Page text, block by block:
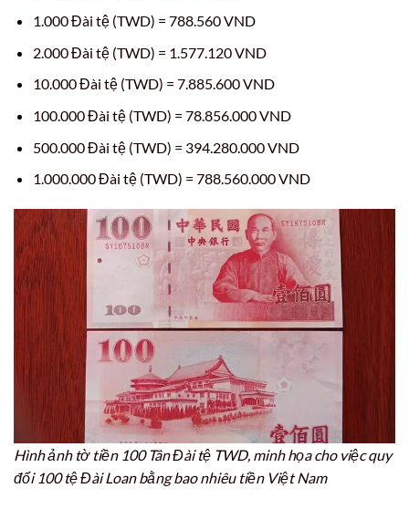
1.000 Đài tệ (TWD) = 788.560 VND
2.000 Đài tệ (TWD) = 1.577.120 VND
10.000 Đài tệ (TWD) = 7.885.600 VND
100.000 Đài tệ (TWD) = 78.856.000 VND
500.000 Đài tệ (TWD) = 394.280.000 VND
1.000.000 Đài tệ (TWD) = 788.560.000 VND
Hình ảnh tờ tiền 100 Tân Đài tệ TWD, minh họa cho việc quy
đổi 100 tệ Đài Loan bằng bao nhiêu tiền Việt Nam